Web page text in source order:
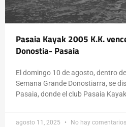
Pasaia Kayak 2005 K.K.
Donostia- Pasaia
El domingo 10 de agosto, dentro
Semana Grande Donostiarra, se
Pasaia, donde el club Pasaia Kayak
agosto 11, 2025 No hay comentarios